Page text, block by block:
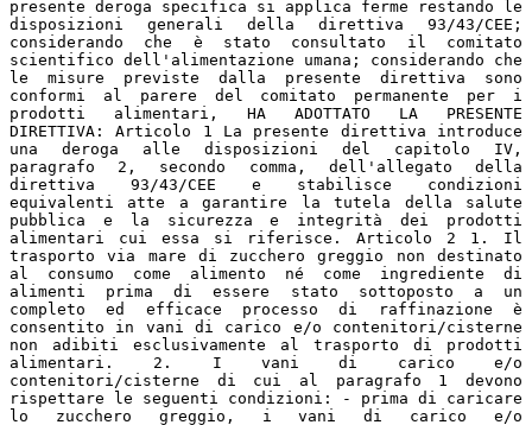
presente deroga specifica si applica ferme restando le
disposizioni generali della direttiva 93/43/CEE;
considerando che è stato consultato il comitato
scientifico dell'alimentazione umana; considerando che
le misure previste dalla presente direttiva sono
conformi al parere del comitato permanente per i
prodotti alimentari, HA ADOTTATO LA PRESENTE
DIRETTIVA: Articolo 1 La presente direttiva introduce
una deroga alle disposizioni del capitolo IV,
paragrafo 2, secondo comma, dell'allegato della
direttiva 93/43/CEE e stabilisce condizioni
equivalenti atte a garantire la tutela della salute
pubblica e la sicurezza e integrità dei prodotti
alimentari cui essa si riferisce. Articolo 2 1. Il
trasporto via mare di zucchero greggio non destinato
al consumo come alimento né come ingrediente di
alimenti prima di essere stato sottoposto a un
completo ed efficace processo di raffinazione è
consentito in vani di carico e/o contenitori/cisterne
non adibiti esclusivamente al trasporto di prodotti
alimentari. 2. I vani di carico e/o
contenitori/cisterne di cui al paragrafo 1 devono
rispettare le seguenti condizioni: - prima di caricare
lo zucchero greggio, i vani di carico e/o